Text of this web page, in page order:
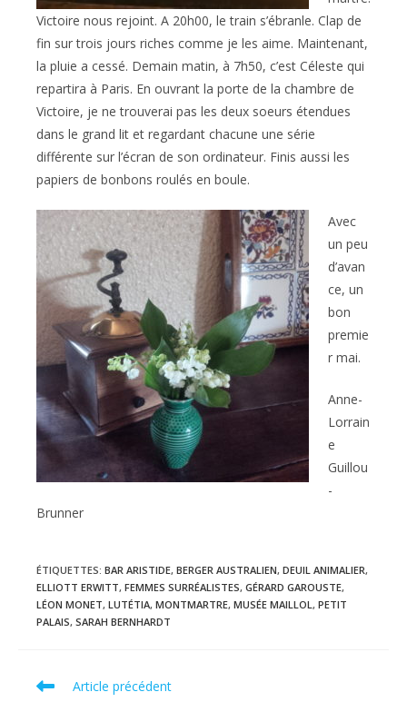
Victoire nous rejoint. A 20h00, le train s’ébranle. Clap de
fin sur trois jours riches comme je les aime. Maintenant,
la pluie a cessé. Demain matin, à 7h50, c’est Céleste qui
repartira à Paris. En ouvrant la porte de la chambre de
Victoire, je ne trouverai pas les deux soeurs étendues
dans le grand lit et regardant chacune une série
différente sur l’écran de son ordinateur. Finis aussi les
papiers de bonbons roulés en boule.
Avec
un peu
d’avan
ce, un
bon
premie
r mai.
Anne-
Lorrain
e
Guillou
-
Brunner
ÉTIQUETTES: BAR ARISTIDE, BERGER AUSTRALIEN, DEUIL ANIMALIER,
ELLIOTT ERWITT, FEMMES SURRÉALISTES, GÉRARD GAROUSTE,
LÉON MONET, LUTÉTIA, MONTMARTRE, MUSÉE MAILLOL, PETIT
PALAIS, SARAH BERNHARDT
Read
Article précédent